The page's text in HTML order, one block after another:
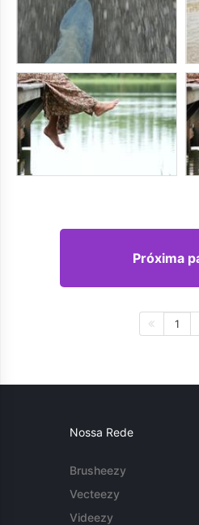
Próxima
1
Nossa Rede
Brusheezy
Vecteezy
Videezy